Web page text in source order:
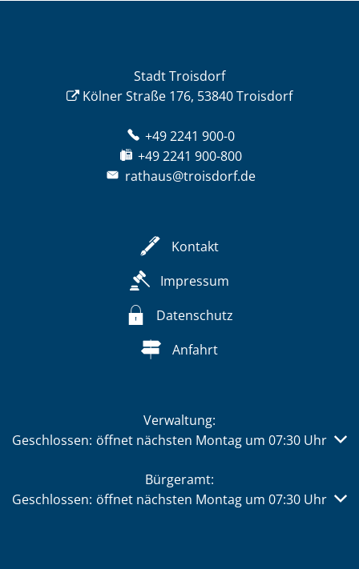
Stadt Troisdorf
Kölner Straße 176, 53840 Troisdorf
+49 2241 900-0
+49 2241 900-800
rathaus@troisdorf.de
Kontakt
Impressum
Datenschutz
Anfahrt
Verwaltung:
Klicken, um weitere Öffnungs- oder Schließzeiten
Geschlossen: öffnet nächsten Montag um 07:30 Uhr
Bürgeramt:
Klicken, um weitere Öffnungs- oder Schließzeiten
Geschlossen: öffnet nächsten Montag um 07:30 Uhr